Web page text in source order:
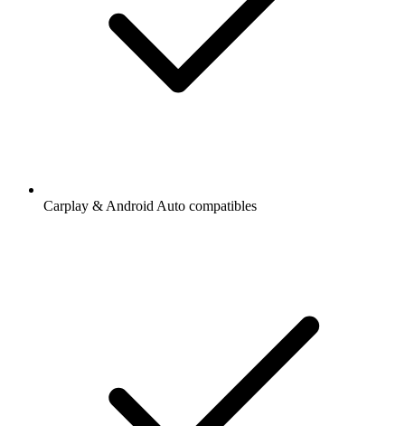
Carplay & Android Auto compatibles